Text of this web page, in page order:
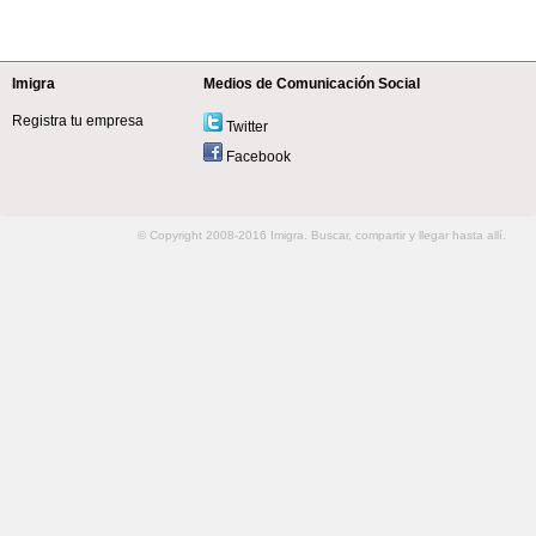
Imigra
Registra tu empresa
Medios de Comunicación Social
Twitter
Facebook
© Copyright 2008-2016 Imigra. Buscar, compartir y llegar hasta allí.